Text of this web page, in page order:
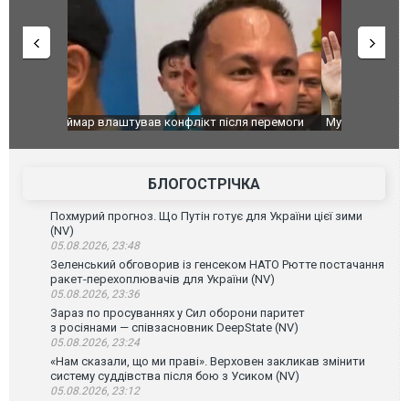
Мудрик провів перший матч за "Челсі" після
під час
Франції
БЛОГОСТРІЧКА
Похмурий прогноз. Що Путін готує для України цієї зими
(NV)
05.08.2026, 23:48
Зеленський обговорив із генсеком НАТО Рютте постачання
ракет-перехоплювачів для України (NV)
05.08.2026, 23:36
Зараз по просуваннях у Сил оборони паритет
з росіянами — співзасновник DeepState (NV)
05.08.2026, 23:24
«Нам сказали, що ми праві». Верховен закликав змінити
систему суддівства після бою з Усиком (NV)
05.08.2026, 23:12